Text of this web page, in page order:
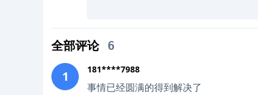
全部评论 6
1 181****7988
事情已经圆满的得到解决了